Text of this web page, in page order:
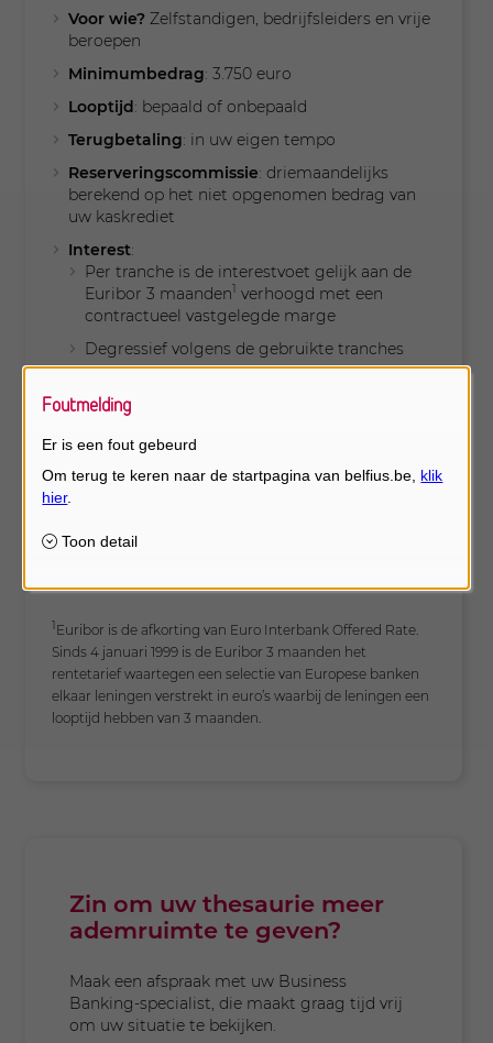
Voor wie? Zelfstandigen, bedrijfsleiders en vrije
beroepen
Minimumbedrag: 3.750 euro
Looptijd: bepaald of onbepaald
Terugbetaling: in uw eigen tempo
Reserveringscommissie: driemaandelijks
berekend op het niet opgenomen bedrag van
uw kaskrediet
Interest:
Per tranche is de interestvoet gelijk aan de
Euribor 3 maanden1 verhoogd met een
contractueel vastgelegde marge
Degressief volgens de gebruikte tranches
Dossierkosten: eenmalig
Beheerskosten: per kwartaal
principe aftrekbaar als beroepskosten
1Euribor is de afkorting van Euro Interbank Offered Rate.
Sinds 4 januari 1999 is de Euribor 3 maanden het
rentetarief waartegen een selectie van Europese banken
elkaar leningen verstrekt in euro’s waarbij de leningen een
looptijd hebben van 3 maanden.
Zin om uw thesaurie meer
ademruimte te geven?
Maak een afspraak met uw Business
Banking-specialist, die maakt graag tijd vrij
om uw situatie te bekijken.
Foutmelding
Er is een fout gebeurd